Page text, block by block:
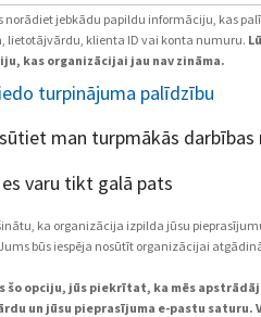
norādiet jebkādu papildu informāciju, kas
lietotājvārdu, klienta ID vai konta numuru.
kas organizācijai jau nav zināma.
turpinājuma palīdzību
man turpmākās
es varu tikt galā pats
ka organizācija izpilda jūsu
būs iespēja nosūtīt organizācijai
šo opciju, jūs piekrītat, ka mēs
un jūsu pieprasījuma e-pastu